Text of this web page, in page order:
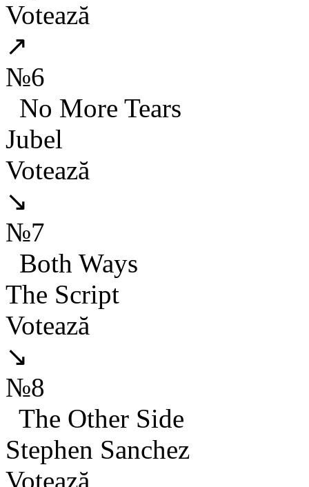
Votează
↗
№6
No More Tears
Jubel
Votează
↘
№7
Both Ways
The Script
Votează
↘
№8
The Other Side
Stephen Sanchez
Votează